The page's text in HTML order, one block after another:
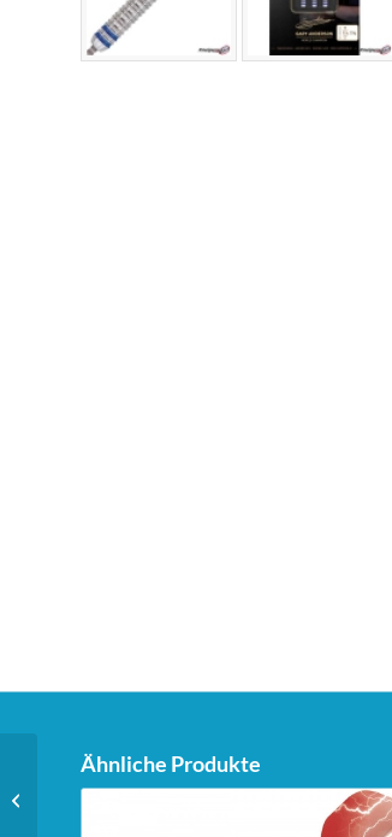
Ähnliche Produkte
Unicorn Phase 6 Purist